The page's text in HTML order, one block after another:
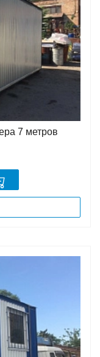
7 метров